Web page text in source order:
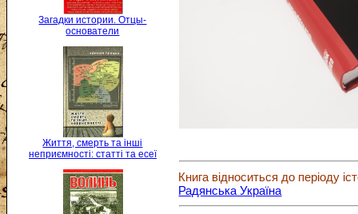
Загадки истории. Отцы-
основатели
Життя, смерть та інші
неприємності: статті та есеї
Книга відноситься до періоду
Радянська Україна